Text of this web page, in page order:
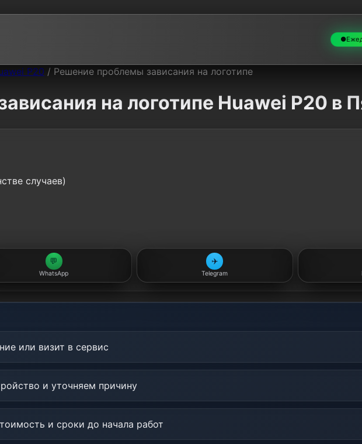
●
P20 / Решение проблемы зависания на логотипе
на логотипе Huawei P20 в
случаев)
💬
WhatsApp
✈️
Telegram
или визит в сервис
и уточняем причину
и сроки до начала работ